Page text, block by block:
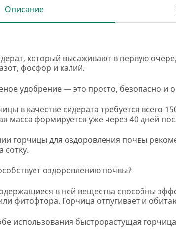
Описание
который высаживают в первую
фосфор и калий.
удобрение — это просто, безопасно и
в качестве сидерата требуется всего
масса формируется уже через 40 дней
горчицы для оздоровления почвы
сотку.
оздоровлению почвы?
в ней вещества способны
фитофтора. Горчица отпугивает и
использования быстрорастущая